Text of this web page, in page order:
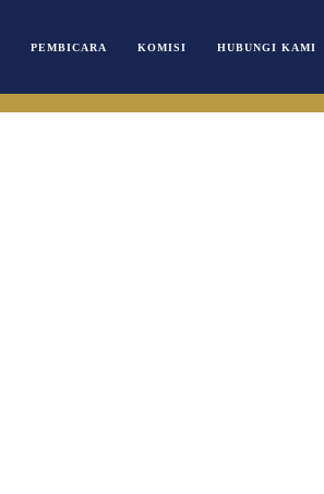
PEMBICARA KOMISI HUBUNGI KAMI